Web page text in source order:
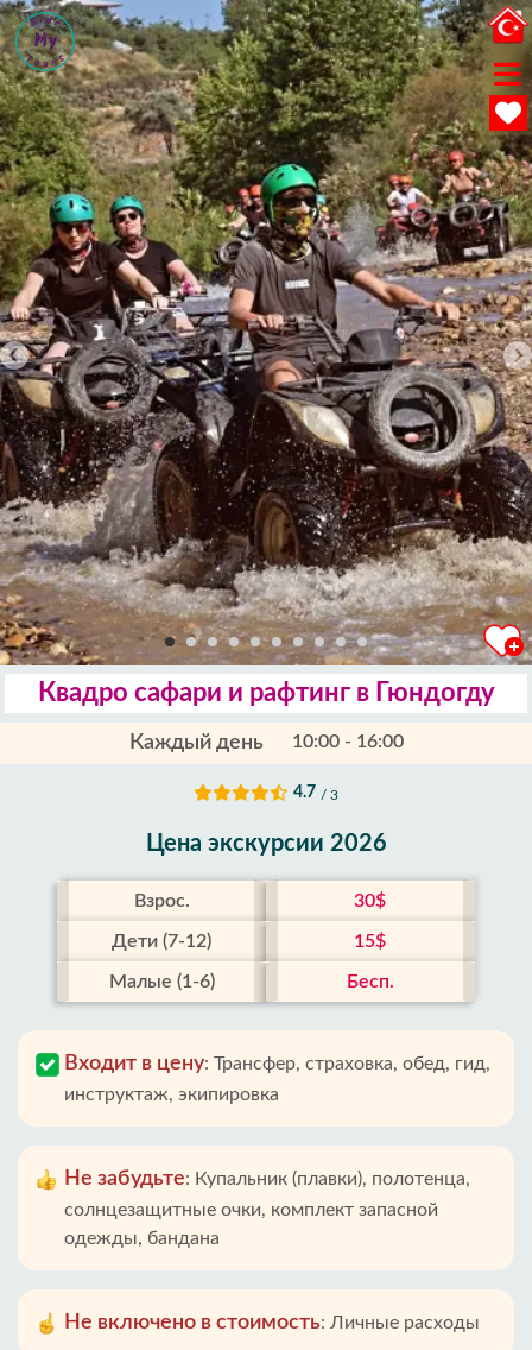
Квадро сафари и рафтинг в Гюндогду
Каждый день 10:00 - 16:00
4.7 / 3
Цена экскурсии 2026
Взрос. 30$
Дети (7-12) 15$
Малые (1-6) Бесп.
Входит в цену: Трансфер, страховка, обед, гид,
инструктаж, экипировка
Не забудьте: Купальник (плавки), полотенца,
солнцезащитные очки, комплект запасной
одежды, бандана
Не включено в стоимость: Личные расходы